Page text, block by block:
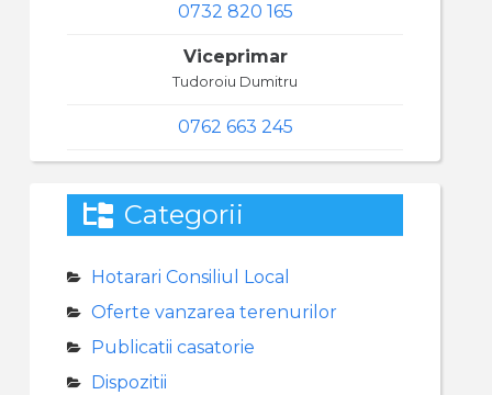
0732 820 165
Viceprimar
Tudoroiu Dumitru
0762 663 245
Categorii
Hotarari Consiliul Local
Oferte vanzarea terenurilor
Publicatii casatorie
Dispozitii